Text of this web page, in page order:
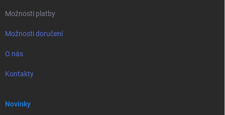
Možnosti platby
Možnosti doručení
O nás
Kontakty
Novinky